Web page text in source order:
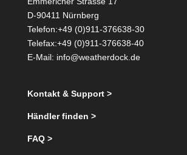
D-90411 Nürnberg
Telefon:+49 (0)911-376638-30
Telefax:+49 (0)911-376638-40
E-Mail: info@weatherdock.de
Kontakt & Support >
Händler finden >
FAQ >